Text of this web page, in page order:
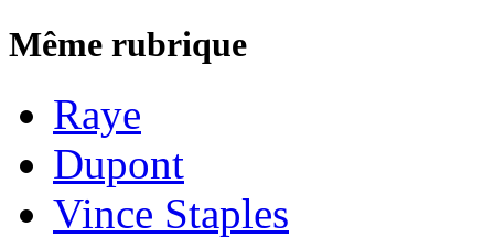
Même rubrique
Raye
Dupont
Vince Staples